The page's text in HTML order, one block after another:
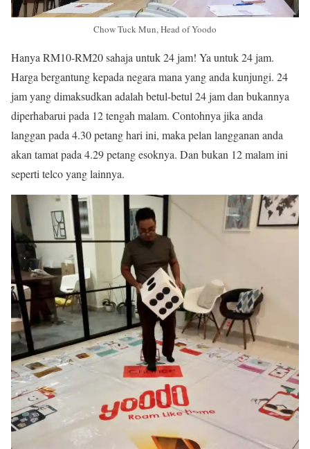
Chow Tuck Mun, Head of Yoodo
Hanya RM10-RM20 sahaja untuk 24 jam! Ya untuk 24 jam.
Harga bergantung kepada negara mana yang anda kunjungi. 24
jam yang dimaksudkan adalah betul-betul 24 jam dan bukannya
diperhabarui pada 12 tengah malam. Contohnya jika anda
langgan pada 4.30 petang hari ini, maka pelan langganan anda
akan tamat pada 4.29 petang esoknya. Dan bukan 12 malam ini
seperti telco yang lainnya.